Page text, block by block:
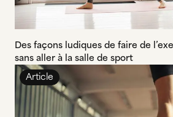
Des façons ludiques de faire de
sans aller à la salle de sport
Article